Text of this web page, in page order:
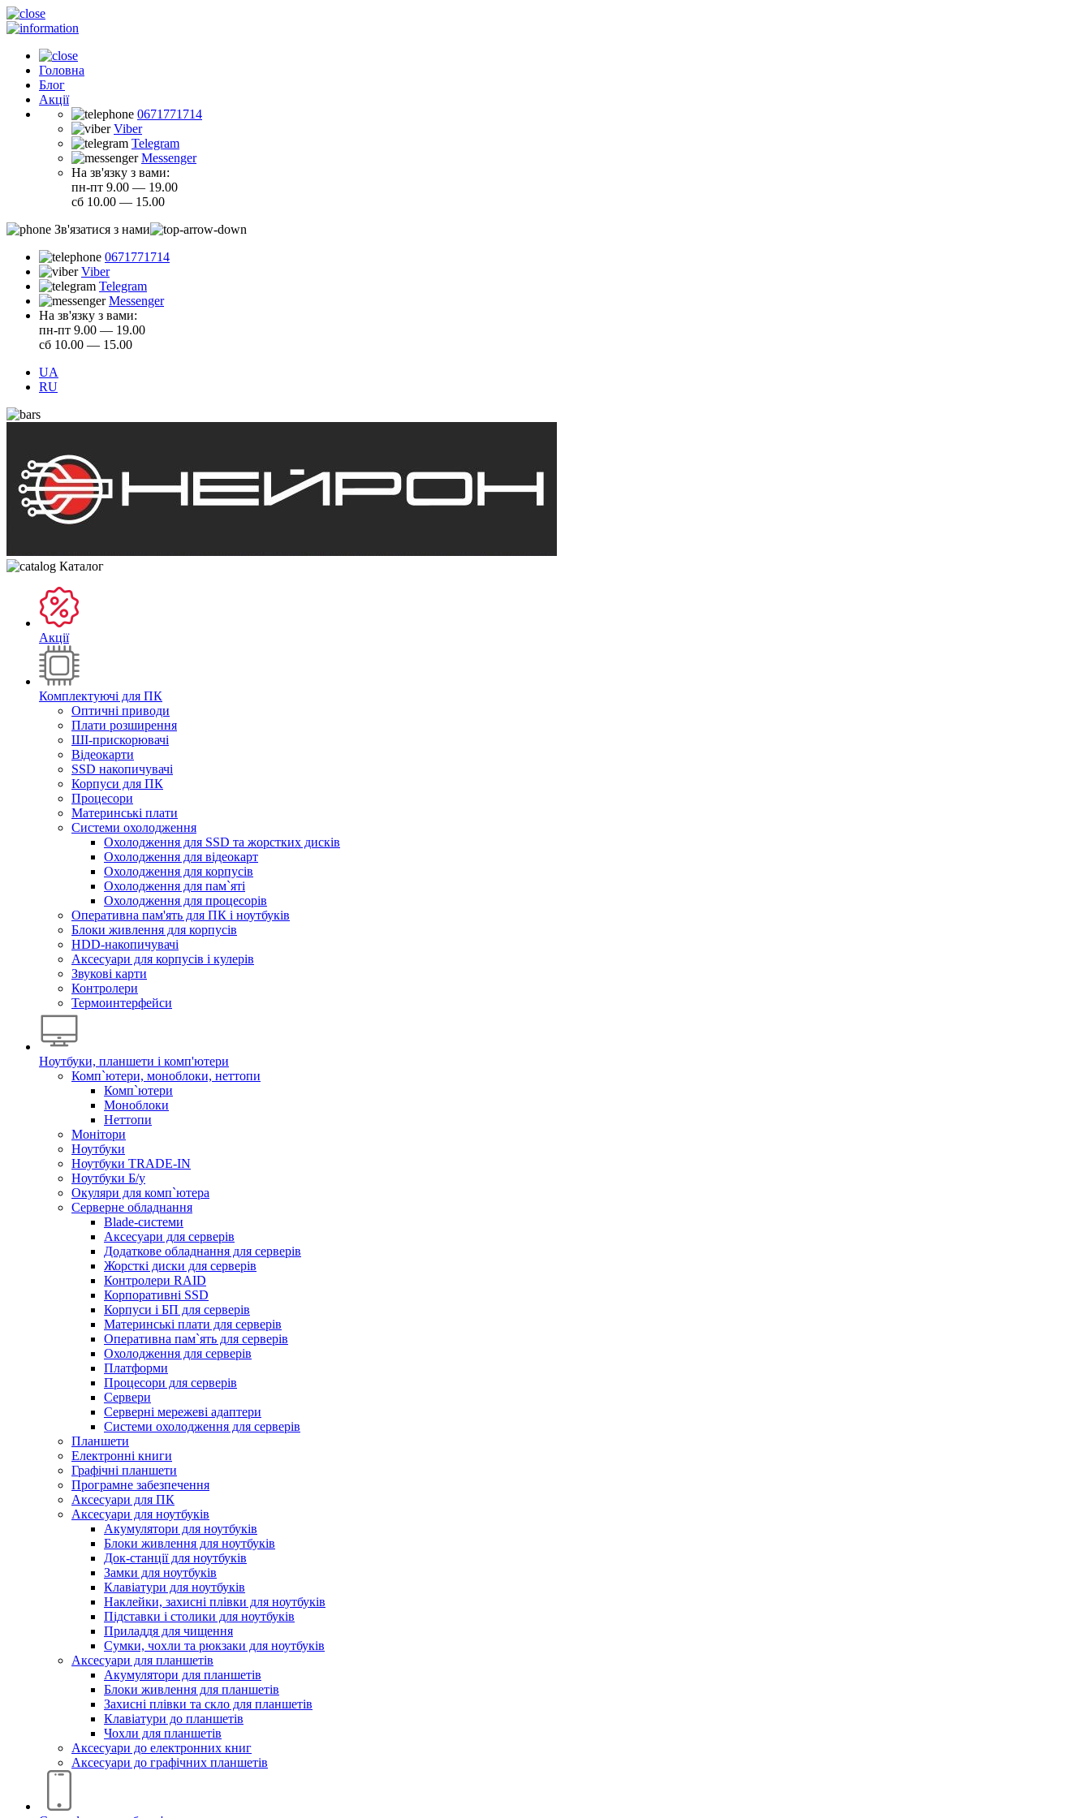
Головна
Блог
Акції
0671771714
Viber
Telegram
Messenger
На зв'язку з вами:
пн-пт 9.00 — 19.00
сб 10.00 — 15.00
Зв'язатися з нами
0671771714
Viber
Telegram
Messenger
На зв'язку з вами:
пн-пт 9.00 — 19.00
сб 10.00 — 15.00
UA
RU
Каталог
Акції
Комплектуючі для ПК
Оптичні приводи
Плати розширення
ШІ-прискорювачі
Відеокарти
SSD накопичувачі
Корпуси для ПК
Процесори
Материнські плати
Системи охолодження
Охолодження для SSD та жорстких дисків
Охолодження для відеокарт
Охолодження для корпусів
Охолодження для пам`яті
Охолодження для процесорів
Оперативна пам'ять для ПК і ноутбуків
Блоки живлення для корпусів
HDD-накопичувачі
Аксесуари для корпусів і кулерів
Звукові карти
Контролери
Термоинтерфейси
Ноутбуки, планшети і комп'ютери
Комп`ютери, моноблоки, неттопи
Комп`ютери
Моноблоки
Неттопи
Монітори
Ноутбуки
Ноутбуки TRADE-IN
Ноутбуки Б/у
Окуляри для комп`ютера
Серверне обладнання
Blade-системи
Аксесуари для серверів
Додаткове обладнання для серверів
Жорсткі диски для серверів
Контролери RAID
Корпоративні SSD
Корпуси і БП для серверів
Материнські плати для серверів
Оперативна пам`ять для серверів
Охолодження для серверів
Платформи
Процесори для серверів
Сервери
Серверні мережеві адаптери
Системи охолодження для серверів
Планшети
Електронні книги
Графічні планшети
Програмне забезпечення
Аксесуари для ПК
Аксесуари для ноутбуків
Акумулятори для ноутбуків
Блоки живлення для ноутбуків
Док-станції для ноутбуків
Замки для ноутбуків
Клавіатури для ноутбуків
Наклейки, захисні плівки для ноутбуків
Підставки і столики для ноутбуків
Приладдя для чищення
Сумки, чохли та рюкзаки для ноутбуків
Аксесуари для планшетів
Акумулятори для планшетів
Блоки живлення для планшетів
Захисні плівки та скло для планшетів
Клавіатури до планшетів
Чохли для планшетів
Аксесуари до електронних книг
Аксесуари дo графічних планшетів